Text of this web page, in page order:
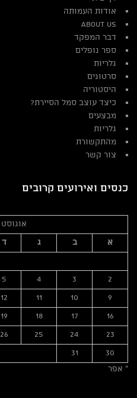
אודות העמותה
About Us
דבר המפקד
ספר נופלים
גלריות
סרטונים
היסטוריה
כיצד עוצב סמל הסיירת?
מבצעים
גלריות
מהתקשורת
צור קשר
כנסים ואירועים קרובים
אוגוסט 2026
א
ב ג ד
2
3
4
5
9
10
11
12
16
17
18
19
23
24
25
26
30
31
« אפר